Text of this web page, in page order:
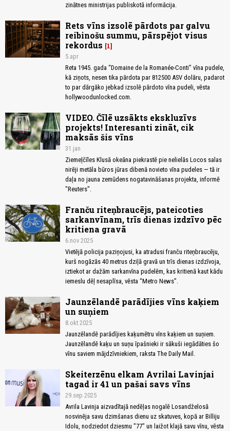
zinātnes ministrijas publiskotā informācija.
Rets vīns izsolē pārdots par galvu
reibinošu summu, pārspējot visus
rekordus
1
5.apr
Reta 1945. gada “Domaine de la Romanée-Conti” vīna pudele,
kā ziņots, nesen tika pārdota par 812500 ASV dolāru, padarot
to par dārgāko jebkad izsolē pārdoto vīna pudeli, vēsta
hollywoodunlocked.com.
VIDEO. Čīlē uzsākts ekskluzīvs
projekts! Interesanti zināt, cik
maksās šis vīns
31.jan
Ziemeļčīles Klusā okeāna piekrastē pie nelielās Locos salas
nirēji metāla būros jūras dibenā novieto vīna pudeles — tā ir
daļa no jauna zemūdens nogatavināšanas projekta, informē
"Reuters".
Franču riteņbraucējs, pateicoties
sarkanvīnam, trīs dienas izdzīvo pēc
kritiena gravā
6.nov 2025
Vietējā policija paziņojusi, ka atradusi franču riteņbraucēju,
kurš nogāzās 40 metrus dziļā gravā un trīs dienas izdzīvoja,
iztiekot ar dažām sarkanvīna pudelēm, kas kritienā kaut kādu
iemeslu dēļ nesaplīsa, vēsta “Metro News”.
Jaunzēlandē parādījies vīns kaķiem
un suņiem
8.okt 2025
Jaunzēlandē parādījies kaķumētru vīns kaķiem un suņiem.
Jaunzēlandē kaķu un suņu īpašnieki ir sākuši iegādāties šo
vīnu saviem mājdzīvniekiem, raksta The Daily Mail.
Skeiterzēnu elkam Avrilai Lavinjai
tagad ir 41 un pašai savs vīns
29.sep 2025
Avrila Lavinja aizvadītajā nedēļas nogalē Losandželosā
nosvinēja savu dzimšanas dienu uz skatuves, kopā ar Billiju
Idolu, nodziedot dziesmu "77" un laižot klajā savu vīnu, vēsta